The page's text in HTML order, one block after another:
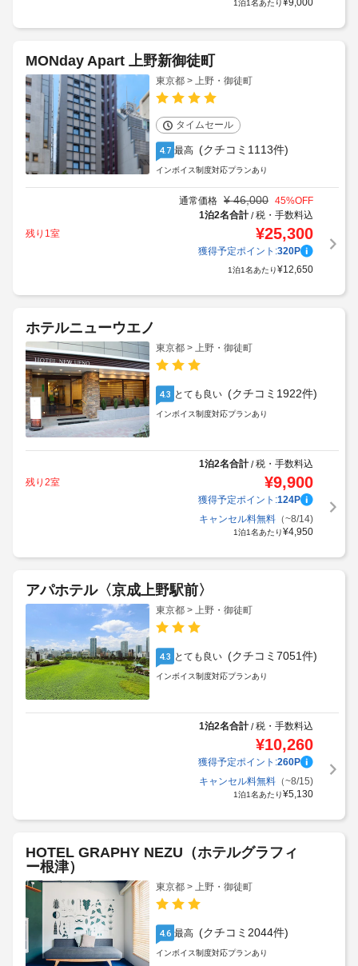
1泊1名あたり¥9,000
MONday Apart 上野新御徒町
東京都 > 上野・御徒町
タイムセール
4.7 最高 (クチコミ1113件)
インボイス制度対応プランあり
通常価格 ¥ 46,000 45%OFF
1泊2名合計/税・手数料込
残り1室
¥25,300
獲得予定ポイント:320P
1泊1名あたり¥12,650
ホテルニューウエノ
東京都 > 上野・御徒町
4.3 とても良い (クチコミ1922件)
インボイス制度対応プランあり
1泊2名合計/税・手数料込
残り2室
¥9,900
獲得予定ポイント:124P
キャンセル料無料（~8/14)
1泊1名あたり¥4,950
アパホテル〈京成上野駅前〉
東京都 > 上野・御徒町
4.3 とても良い (クチコミ7051件)
インボイス制度対応プランあり
1泊2名合計/税・手数料込
¥10,260
獲得予定ポイント:260P
キャンセル料無料（~8/15)
1泊1名あたり¥5,130
HOTEL GRAPHY NEZU（ホテルグラフィ
ー根津）
東京都 > 上野・御徒町
4.6 最高 (クチコミ2044件)
インボイス制度対応プランあり